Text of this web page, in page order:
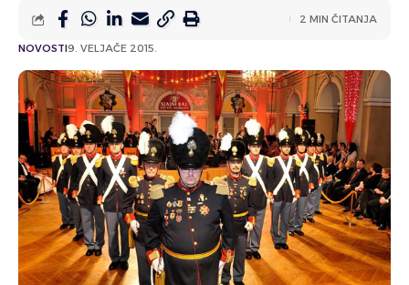
NOVOSTI9. VELJAČE 2015.
2 MIN ČITANJA